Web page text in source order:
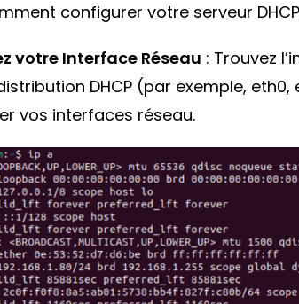
configurer votre serveur
votre Interface Réseau : Trouvez
DHCP (par exemple,
vos interfaces réseau.